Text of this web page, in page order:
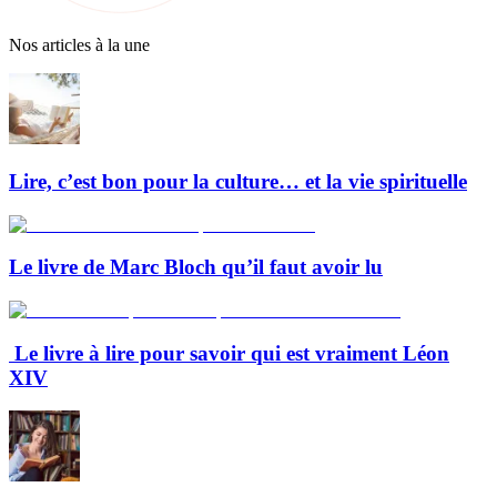
Nos articles à la une
Lire, c’est bon pour la culture… et la vie spirituelle
Le livre de Marc Bloch qu’il faut avoir lu
Le livre à lire pour savoir qui est vraiment Léon
XIV